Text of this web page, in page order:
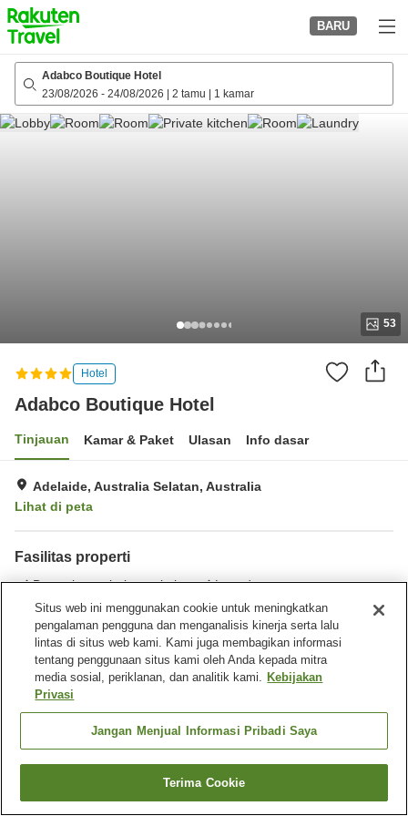
to
top
page
BARU
Adabco Boutique Hotel
23/08/2026 - 24/08/2026 2 tamu 1 kamar
53
Hotel
Adabco Boutique Hotel
Tinjauan Kamar & Paket Ulasan Info dasar
Adelaide, Australia Selatan, Australia
Lihat di peta
Fasilitas properti
Benar-benar bebas rokok Laundry
Beranda Australia Australia Selatan
Adelaide
Adabco Boutique Hotel
Cari kamar
Situs web ini menggunakan cookie untuk meningkatkan
pengalaman pengguna dan menganalisis kinerja serta lalu
lintas di situs web kami. Kami juga membagikan informasi
tentang penggunaan situs kami oleh Anda kepada mitra
media sosial, periklanan, dan analitik kami. Kebijakan
Privasi
Jangan Menjual Informasi Pribadi Saya
Terima Cookie